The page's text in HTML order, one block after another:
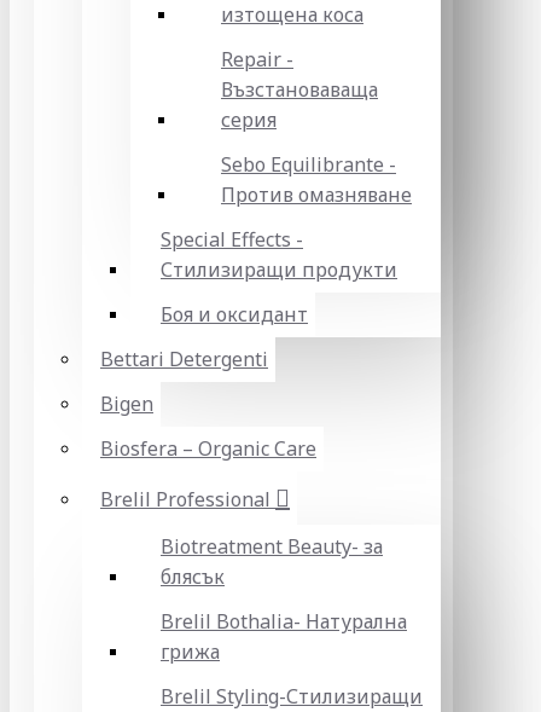
изтощена коса
Repair -
Възстановаваща
серия
Sebo Equilibrante -
Против омазняване
Special Effects -
Стилизиращи продукти
Боя и оксидант
Bettari Detergenti
Bigen
Biosfera – Organic Care
Brelil Professional
Biotreatment Beauty- за
блясък
Brelil Bothalia- Натурална
грижа
Brelil Styling-Стилизиращи